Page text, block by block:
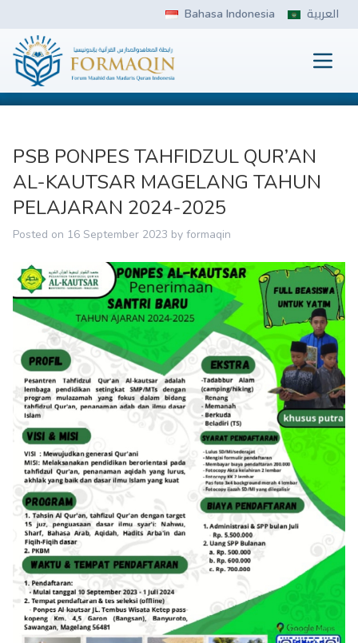
content
Bahasa Indonesia العربية
FORMAQIN
PSB PONPES TAHFIDZUL QUR’AN
AL-KAUTSAR MAGELANG TAHUN
PELAJARAN 2024-2025
Posted on 16 September 2023 by formaqin